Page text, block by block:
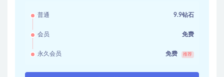
普通 9.9钻石
会员 免费
永久会员 免费 推荐